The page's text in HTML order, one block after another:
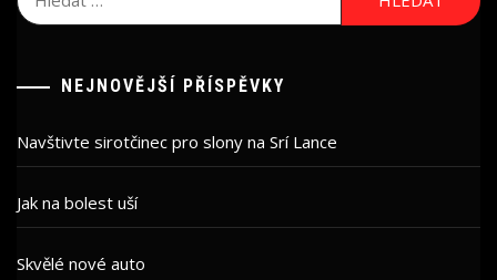
NEJNOVĚJŠÍ PŘÍSPĚVKY
Navštivte sirotčinec pro slony na Srí Lance
Jak na bolest uší
Skvělé nové auto